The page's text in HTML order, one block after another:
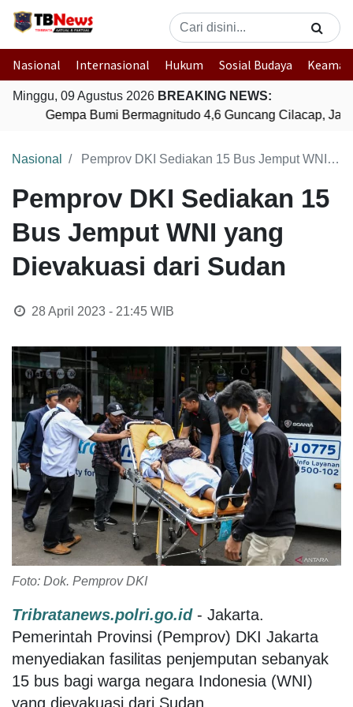
Nasional Internasional Hukum Sosial Budaya
Minggu, 09 Agustus 2026 BREAKING NEWS:
Gempa Bumi Bermagnitudo 4,6 Guncang Cilacap,
Nasional Pemprov DKI Sediakan 15 Bus Jemput WNI yang Dievakuasi dari Sudan
Pemprov DKI Sediakan 15
Bus Jemput WNI yang
Dievakuasi dari Sudan
28 April 2023 - 21:45WIB
Foto: Dok. Pemprov DKI
Tribratanews.polri.go.id- Jakarta.
Pemerintah Provinsi (Pemprov) DKI Jakarta
menyediakan fasilitas penjemputan sebanyak
15 bus bagi warga negara Indonesia (WNI)
yang dievakuasi dari Sudan.